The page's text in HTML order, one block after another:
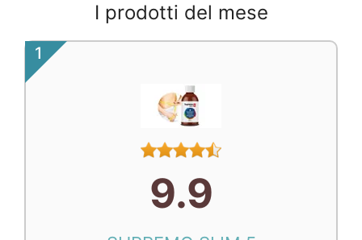
I prodotti del mese
1
9.9